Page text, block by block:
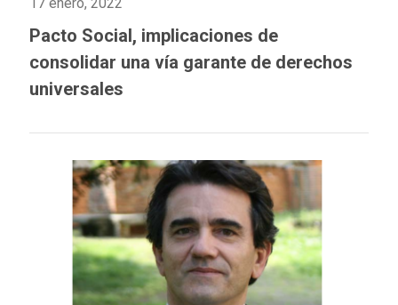
17 enero, 2022
Pacto Social, implicaciones de
consolidar una vía garante de derechos
universales